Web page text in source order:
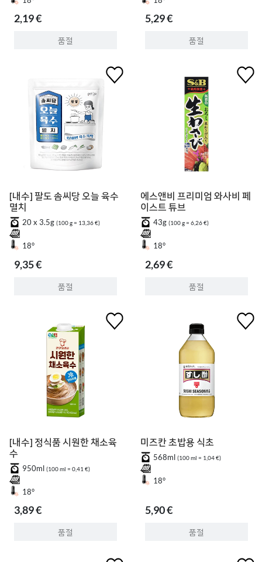
2,19 €
품절
5,29 €
품절
[내수] 팔도 솜씨당 오늘 육수
멸치
20 x 3.5g (100 g = 13,36 €)
18°
9,35 €
품절
에스앤비 프리미엄 와사비 페
이스트 튜브
43g (100 g = 6,26 €)
18°
2,69 €
품절
[내수] 정식품 시원한 채소육
수
950ml (100 ml = 0,41 €)
18°
3,89 €
품절
미즈칸 초밥용 식초
568ml (100 ml = 1,04 €)
18°
5,90 €
품절